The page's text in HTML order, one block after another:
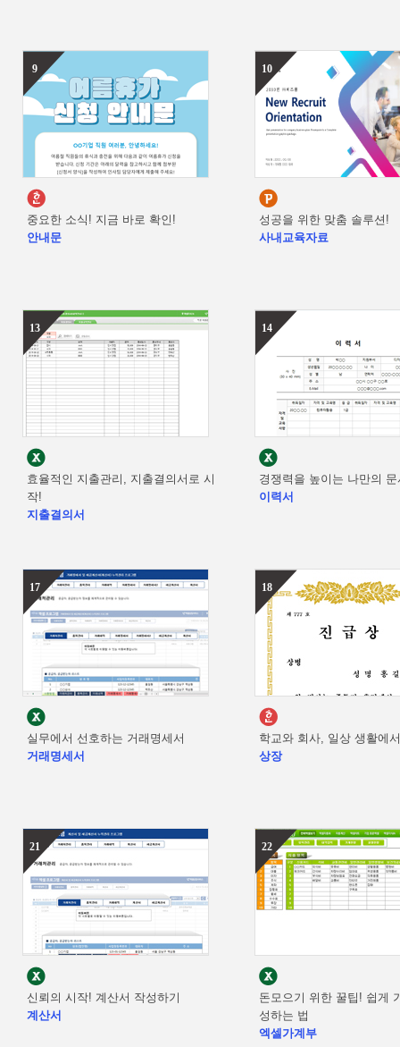
9
중요한 소식! 지금 바로 확인!
안내문
10
성공을 위한 맞춤 솔루션!
사내교육자료
13
효율적인 지출관리, 지출결의서로 시
작!
지출결의서
14
경쟁력을 높이는 나만의 문
이력서
17
실무에서 선호하는 거래명세서
거래명세서
18
학교와 회사, 일상 생활에
상장
21
신뢰의 시작! 계산서 작성하기
계산서
22
돈모으기 위한 꿀팁! 쉽게
성하는 법
엑셀가계부